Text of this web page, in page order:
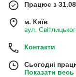
Працює з
м. Київ
вул.
Контакти
Сьогодні
Показати